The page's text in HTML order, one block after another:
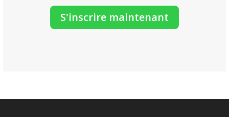
S'inscrire maintenant